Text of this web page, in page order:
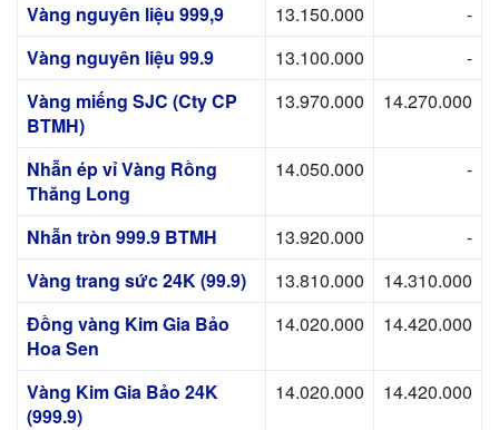
Vàng nguyên liệu 999,9
13.150.000
-
Vàng nguyên liệu 99.9
13.100.000
-
Vàng miếng SJC (Cty CP
BTMH)
13.970.000 14.270.000
Nhẫn ép vỉ Vàng Rồng
Thăng Long
14.050.000 -
Nhẫn tròn 999.9 BTMH 13.920.000
-
Vàng trang sức 24K (99.9)
13.810.000
14.310.000
Đồng vàng Kim Gia Bảo
Hoa Sen
14.020.000 14.420.000
Vàng Kim Gia Bảo 24K
(999.9)
14.020.000 14.420.000